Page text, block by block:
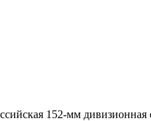
152-мм дивизионная